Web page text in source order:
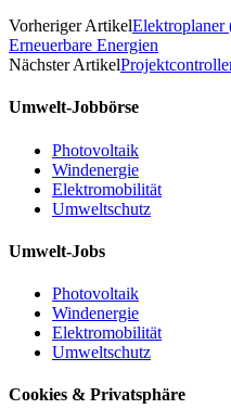
Vorheriger ArtikelElektroplaner
Erneuerbare Energien
Nächster Artikel
Umwelt-Jobbörse
Photovoltaik
Windenergie
Elektromobilität
Umweltschutz
Umwelt-Jobs
Photovoltaik
Windenergie
Elektromobilität
Umweltschutz
Cookies & Privatsphäre